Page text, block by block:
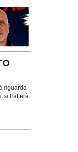
riguarda
si tratterà